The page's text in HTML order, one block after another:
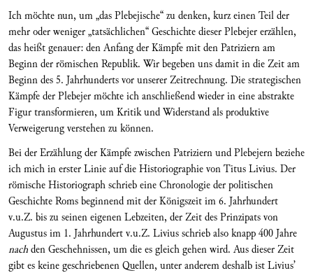
Ich möchte nun, um „das Plebejische“ zu denken, kurz einen Teil der
mehr oder weniger „tatsächlichen“ Geschichte dieser Plebejer erzählen,
das heißt genauer: den Anfang der Kämpfe mit den Patriziern am
Beginn der römischen Republik. Wir begeben uns damit in die Zeit am
Beginn des 5. Jahrhunderts vor unserer Zeitrechnung. Die strategischen
Kämpfe der Plebejer möchte ich anschließend wieder in eine abstrakte
Figur transformieren, um Kritik und Widerstand als produktive
Verweigerung verstehen zu können.
Bei der Erzählung der Kämpfe zwischen Patriziern und Plebejern beziehe
ich mich in erster Linie auf die Historiographie von Titus Livius. Der
römische Historiograph schrieb eine Chronologie der politischen
Geschichte Roms beginnend mit der Königszeit im 6. Jahrhundert
v.u.Z. bis zu seinen eigenen Lebzeiten, der Zeit des Prinzipats von
Augustus im 1. Jahrhundert v.u.Z. Livius schrieb also knapp 400 Jahre
nachden Geschehnissen, um die es gleich gehen wird. Aus dieser Zeit
gibt es keine geschriebenen Quellen, unter anderem deshalb ist Livius’